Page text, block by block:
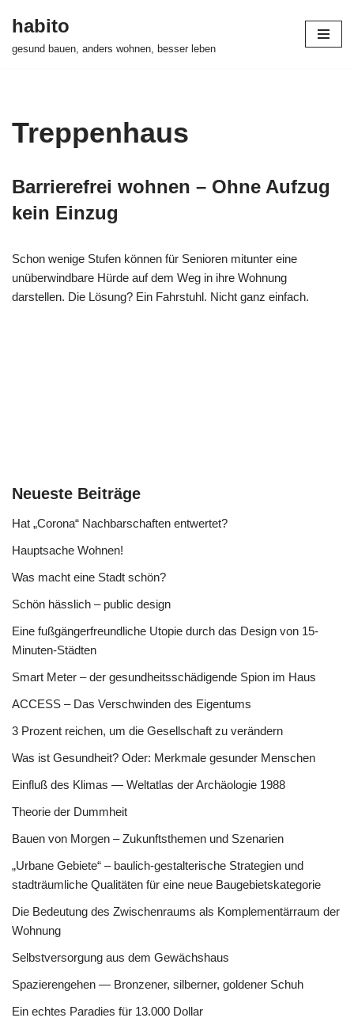
habito
gesund bauen, anders wohnen, besser leben
Treppenhaus
Barrierefrei wohnen – Ohne Aufzug
kein Einzug
Schon wenige Stufen können für Senioren mitunter eine
unüberwindbare Hürde auf dem Weg in ihre Wohnung
darstellen. Die Lösung? Ein Fahrstuhl. Nicht ganz einfach.
Neueste Beiträge
Hat „Corona“ Nachbarschaften entwertet?
Hauptsache Wohnen!
Was macht eine Stadt schön?
Schön hässlich – public design
Eine fußgängerfreundliche Utopie durch das Design von 15-
Minuten-Städten
Smart Meter – der gesundheitsschädigende Spion im Haus
ACCESS – Das Verschwinden des Eigentums
3 Prozent reichen, um die Gesellschaft zu verändern
Was ist Gesundheit? Oder: Merkmale gesunder Menschen
Einfluß des Klimas — Weltatlas der Archäologie 1988
Theorie der Dummheit
Bauen von Morgen – Zukunftsthemen und Szenarien
„Urbane Gebiete“ – baulich-gestalterische Strategien und
stadträumliche Qualitäten für eine neue Baugebietskategorie
Die Bedeutung des Zwischenraums als Komplementärraum der
Wohnung
Selbstversorgung aus dem Gewächshaus
Spazierengehen — Bronzener, silberner, goldener Schuh
Ein echtes Paradies für 13.000 Dollar